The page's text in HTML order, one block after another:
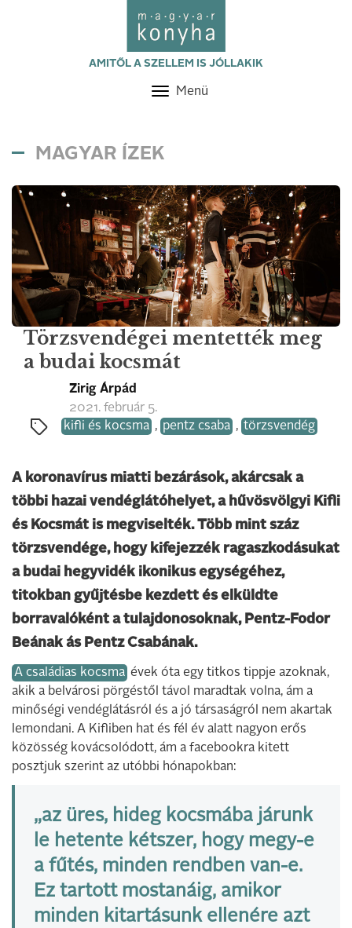
AMITŐL A SZELLEM IS JÓLLAKIK
Toggle
Menü
MAGYAR ÍZEK
Törzsvendégei mentették meg
a budai kocsmát
Zirig Árpád
2021. február 5.
kifli és kocsma , pentz csaba , törzsvendég
A koronavírus miatti bezárások, akárcsak a
többi hazai vendéglátóhelyet, a hűvösvölgyi Kifli
és Kocsmát is megviselték. Több mint száz
törzsvendége, hogy kifejezzék ragaszkodásukat
a budai hegyvidék ikonikus egységéhez,
titokban gyűjtésbe kezdett és elküldte
borravalóként a tulajdonosoknak, Pentz-Fodor
Beának ás Pentz Csabának.
A családias kocsma évek óta egy titkos tippje azoknak,
akik a belvárosi pörgéstől távol maradtak volna, ám a
minőségi vendéglátásról és a jó társaságról nem akartak
lemondani. A Kifliben hat és fél év alatt nagyon erős
közösség kovácsolódott, ám a facebookra kitett
posztjuk szerint az utóbbi hónapokban:
„az üres, hideg kocsmába járunk
le hetente kétszer, hogy megy-e
a fűtés, minden rendben van-e.
Ez tartott mostanáig, amikor
minden kitartásunk ellenére azt